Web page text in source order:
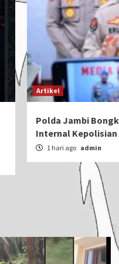
Artikel
Polda Jambi
Internal Kepolisian
1 hari ago admin